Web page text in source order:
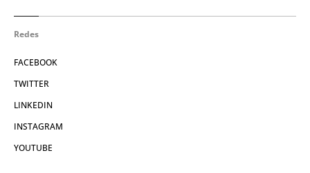
Redes
FACEBOOK
TWITTER
LINKEDIN
INSTAGRAM
YOUTUBE